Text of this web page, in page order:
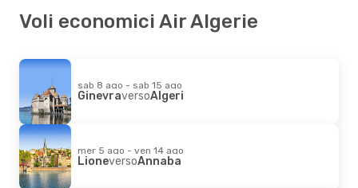
Voli economici Air Algerie
sab 8 ago - sab 15 ago
GinevraversoAlgeri
mer 5 ago - ven 14 ago
LioneversoAnnaba